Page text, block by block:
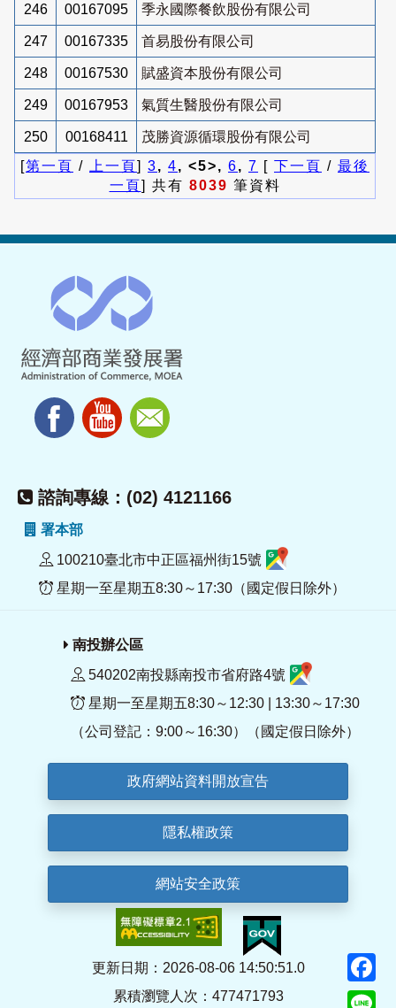
246 00167095 季永國際餐飲股份有限公司
247 00167335 首易股份有限公司
248 00167530 賦盛資本股份有限公司
249 00167953 氣質生醫股份有限公司
250 00168411
茂勝資源循環股份有限公司
[第一頁 / 上一頁] 3, 4, <5>, 6, 7 [ 下一頁 / 最後
一頁] 共有 8039 筆資料
諮詢專線：(02) 4121166
署本部
100210臺北市中正區福州街15號
星期一至星期五8:30～17:30（國定假日除外）
南投辦公區
540202南投縣南投市省府路4號
星期一至星期五8:30～12:30 | 13:30～17:30
（公司登記：9:00～16:30）（國定假日除外）
政府網站資料開放宣告
隱私權政策
網站安全政策
更新日期：2026-08-06 14:50:51.0
累積瀏覽人次：477471793